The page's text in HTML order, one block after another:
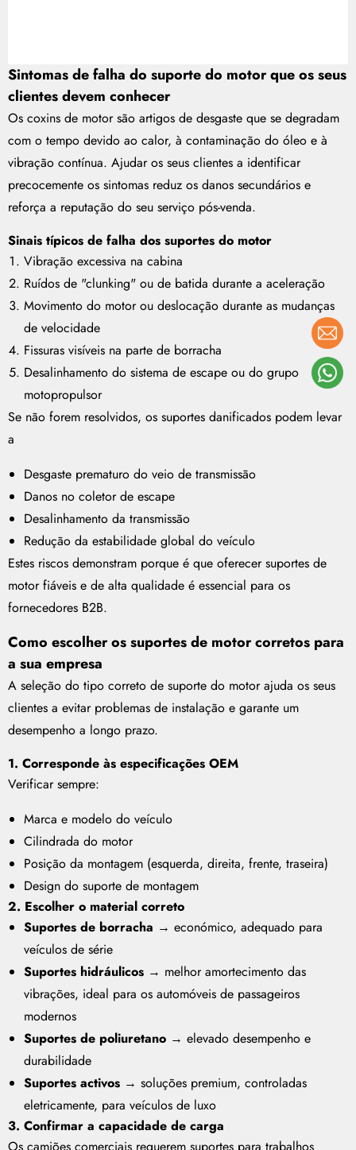
Sintomas de falha do suporte do motor que os seus
clientes devem conhecer
Os coxins de motor são artigos de desgaste que se degradam
com o tempo devido ao calor, à contaminação do óleo e à
vibração contínua. Ajudar os seus clientes a identificar
precocemente os sintomas reduz os danos secundários e
reforça a reputação do seu serviço pós-venda.
Sinais típicos de falha dos suportes do motor
Vibração excessiva na cabina
Ruídos de "clunking" ou de batida durante a aceleração
Movimento do motor ou deslocação durante as mudanças
de velocidade
Fissuras visíveis na parte de borracha
Desalinhamento do sistema de escape ou do grupo
motopropulsor
Se não forem resolvidos, os suportes danificados podem levar
a
Desgaste prematuro do veio de transmissão
Danos no coletor de escape
Desalinhamento da transmissão
Redução da estabilidade global do veículo
Estes riscos demonstram porque é que oferecer suportes de
motor fiáveis e de alta qualidade é essencial para os
fornecedores B2B.
Como escolher os suportes de motor corretos para
a sua empresa
A seleção do tipo correto de suporte do motor ajuda os seus
clientes a evitar problemas de instalação e garante um
desempenho a longo prazo.
1. Corresponde às especificações OEM
Verificar sempre:
Marca e modelo do veículo
Cilindrada do motor
Posição da montagem (esquerda, direita, frente, traseira)
Design do suporte de montagem
2. Escolher o material correto
Suportes de borracha → económico, adequado para
veículos de série
Suportes hidráulicos → melhor amortecimento das
vibrações, ideal para os automóveis de passageiros
modernos
Suportes de poliuretano → elevado desempenho e
durabilidade
Suportes activos → soluções premium, controladas
eletricamente, para veículos de luxo
3. Confirmar a capacidade de carga